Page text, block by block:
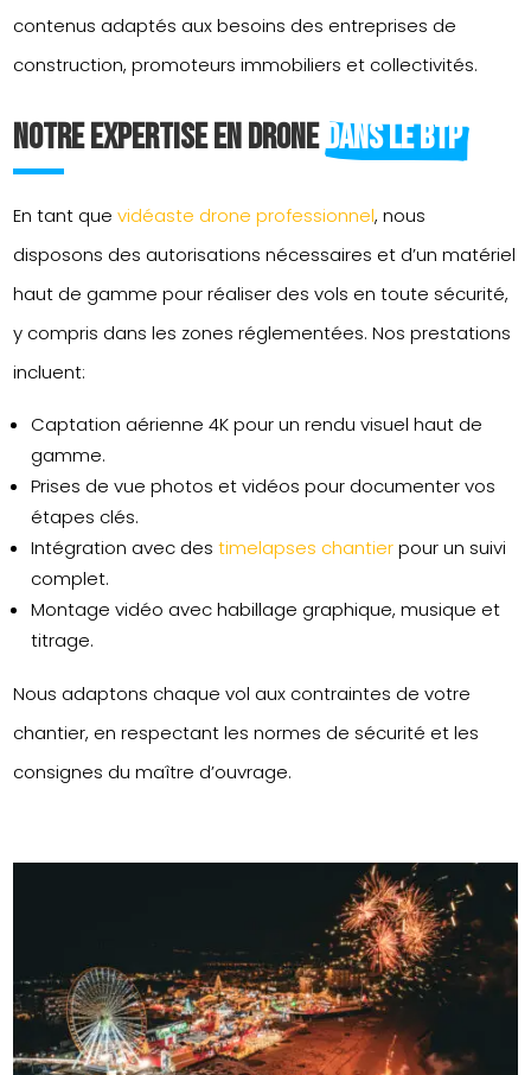
contenus adaptés aux besoins des entreprises de
construction, promoteurs immobiliers et collectivités.
Notre expertise en drone dans le BTP
En tant quevidéaste drone professionnel, nous
disposons des autorisations nécessaires et d’un matériel
haut de gamme pour réaliser des vols en toute sécurité,
y compris dans les zones réglementées. Nos prestations
incluent:
Captation aérienne 4K pour un rendu visuel haut de
gamme.
Prises de vue photos et vidéos pour documenter vos
étapes clés.
Intégration avec destimelapses chantierpour un suivi
complet.
Montage vidéo avec habillage graphique, musique et
titrage.
Nous adaptons chaque vol aux contraintes de votre
chantier, en respectant les normes de sécurité et les
consignes du maître d’ouvrage.